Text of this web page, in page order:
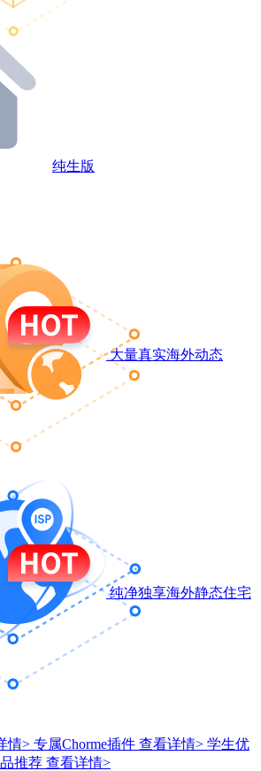
纯生版
大量真实海外动态
纯净独享海外静态住宅
情> 专属Chorme插件 查看详情> 学生优
推荐 查看详情>